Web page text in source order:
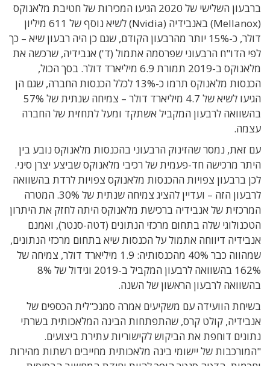
ברבעון השלישי של 2020 הגיעו המכירות של חטיבת מלאנוקס
(Mellanox) באנבידיה (Nvidia) לשיא נוסף של 611 מיליון
דולר, כ-15% יותר מהרבעון הקודם, שגם כן היה רבעון שיא – כך
לפי הדו"ח הרבעוני שפרסמה אתמול (ד') אנבידיה, שרכשה את
מלאנוקס ב-2019 תמורת 6.9 מיליארד דולר. בסך הכול,
הכנסות מלאנוקס תרמו כ-13% לכלל הכנסות החברה, שגם הן
הגיעו לשיא של 4.7 מיליארד דולר – צמיחה שנתית של 57%
בהשוואה לרבעון המקביל אשתקד ומעל לתחזית של החברה
עצמה.
עם זאת, נמסר שהזינוק הרבעוני בהכנסות מלאנוקס נובע בין
היתר מרכישה חד-פעמית של רכיבי מלאנוקס שביצע יצרן סיני.
לכן ברבעון צפויות ההכנסות מלאנוקס צפויות לרדת בהשוואה
לרבעון הזה – ועדיין להציג צמיחה שנתית של 30%. המטרה
המרכזית של אנבידיה ברכישת מלאנוקס היתה לחזק את היתרון
הטכנולוגי שלה בתחום מרכזי הנתונים (דטה-סנטר), ואמנם
אנבידיה דיווחה אתמול על הכנסות שיא בתחום מרכזי הנתונים,
שמהווה כבר 40% מהכנסותיה: 1.9 מיליארד דולר, צמיחה של
162% בהשוואה לרבעון המקביל ב-2019 וגידול של 8%
בהשוואה לרבעון הראשון של השנה.
בשיחת הוועידה עם משקיעים אמרה סמנכ"לית הכספים של
אנבידיה, קולט קרס, שהתפתחות הבינה המלאכותית בשרתי
נתונים דוחפת את הביקוש לקישוריות עתירת ביצועים.
"המורכבות של יישומי בינה מלאכותית מחייבים רשתות מהירות